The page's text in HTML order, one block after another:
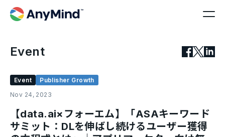
Event
Event
Publisher Growth
Nov 24, 2023
【data.ai×フォーエム】「ASAキーワード
サミット：DLを伸ばし続けるユーザー獲得